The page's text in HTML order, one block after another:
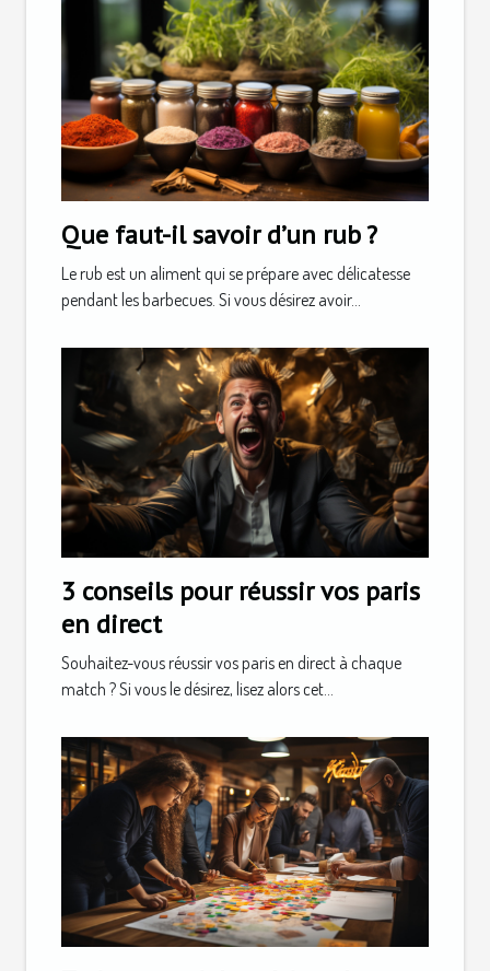
Que faut-il savoir d’un rub ?
Le rub est un aliment qui se prépare avec délicatesse
pendant les barbecues. Si vous désirez avoir...
3 conseils pour réussir vos paris
en direct
Souhaitez-vous réussir vos paris en direct à chaque
match ? Si vous le désirez, lisez alors cet...